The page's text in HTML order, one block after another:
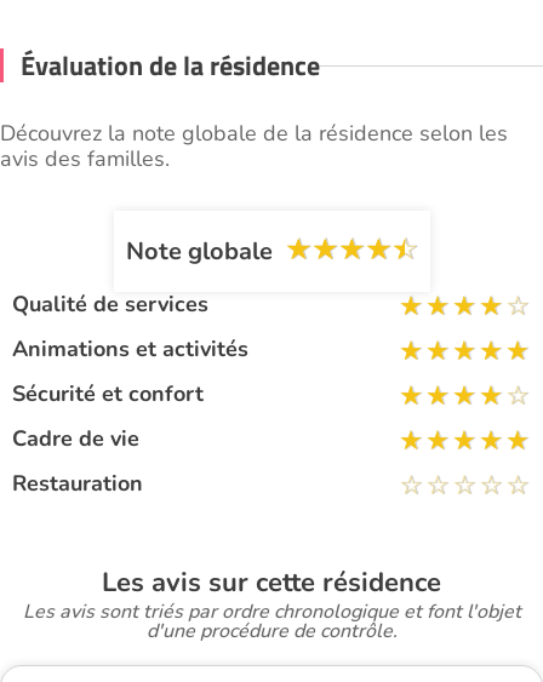
Évaluation de la résidence
Découvrez la note globale de la résidence selon les
avis des familles.
Note globale
Qualité de services
Animations et activités
Sécurité et confort
Cadre de vie
Restauration
Les avis sur cette résidence
Les avis sont triés par ordre chronologique et font l'objet
d'une procédure de contrôle.